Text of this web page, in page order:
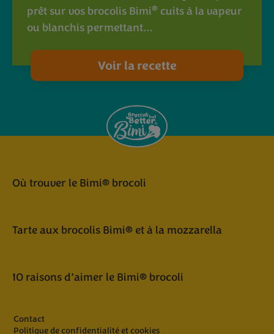
prêt sur vos brocolis Bimi® cuits à la vapeur
ou blanchis permettant…
Voir la recette
Où trouver le Bimi® brocoli
Tarte aux brocolis Bimi® et à la mozzarella
10 raisons d’aimer le Bimi® brocoli
Contact
Politique de confidentialité et cookies